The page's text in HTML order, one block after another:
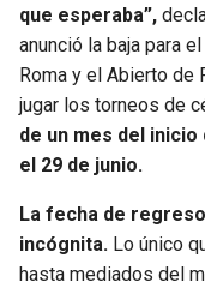
que esperaba”,
anunció la baja para
Roma y el Abierto de
jugar los torneos de
de un mes del
el 29 de junio.
La fecha de
incógnita. Lo único
hasta mediados del